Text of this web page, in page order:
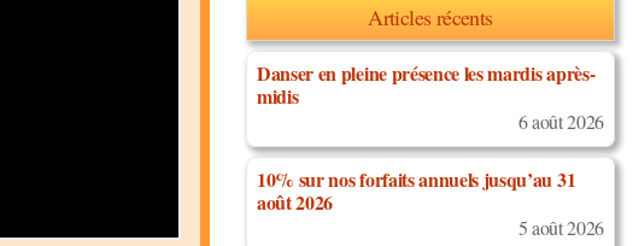
Articles récents
Danser en pleine présence les mardis après-
midis
6 août 2026
10% sur nos forfaits annuels jusqu’au 31
août 2026
5 août 2026